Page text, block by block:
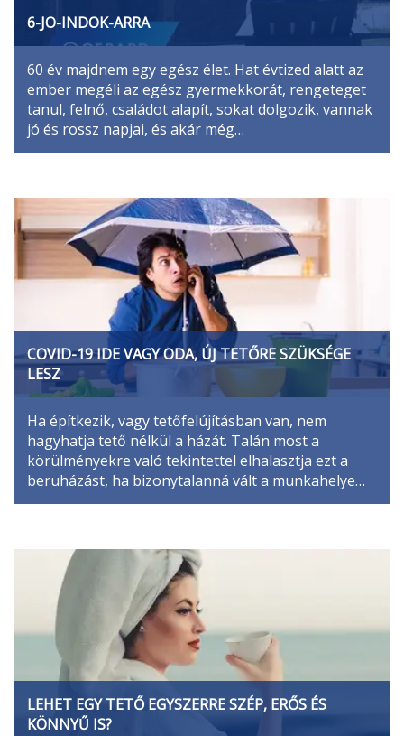
6-JO-INDOK-ARRA
60 év majdnem egy egész élet. Hat évtized alatt az
ember megéli az egész gyermekkorát, rengeteget
tanul, felnő, családot alapít, sokat dolgozik, vannak
jó és rossz napjai, és akár még…
COVID-19 IDE VAGY ODA, ÚJ TETŐRE SZÜKSÉGE
LESZ
Ha építkezik, vagy tetőfelújításban van, nem
hagyhatja tető nélkül a házát. Talán most a
körülményekre való tekintettel elhalasztja ezt a
beruházást, ha bizonytalanná vált a munkahelye…
LEHET EGY TETŐ EGYSZERRE SZÉP, ERŐS ÉS
KÖNNYŰ IS?